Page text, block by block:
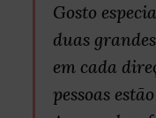
Gosto
duas
em cada
pessoas